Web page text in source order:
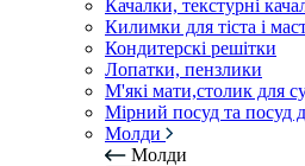
Качалки, текстурні
Килимки для тіста і
Кондитерскі решітки
Лопатки, пензлики
М'які мати,столик для
Мірний посуд та посуд
Молди
Молди